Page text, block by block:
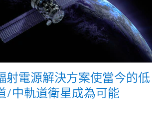
射電源解決方案使當今的低
/中軌道衛星成為可能